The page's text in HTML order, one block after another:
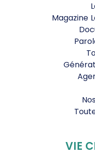
Magazine
VIE